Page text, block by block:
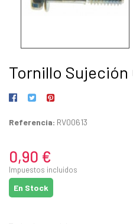
Tornillo Sujeción
Referencia: RV00613
0,90 €
Impuestos incluidos
En Stock